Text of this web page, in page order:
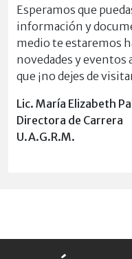
Esperamos que
información y
medio te estaremos
novedades y eventos
que ¡no dejes de
Lic. María Elizabeth
Directora de Carrera
U.A.G.R.M.